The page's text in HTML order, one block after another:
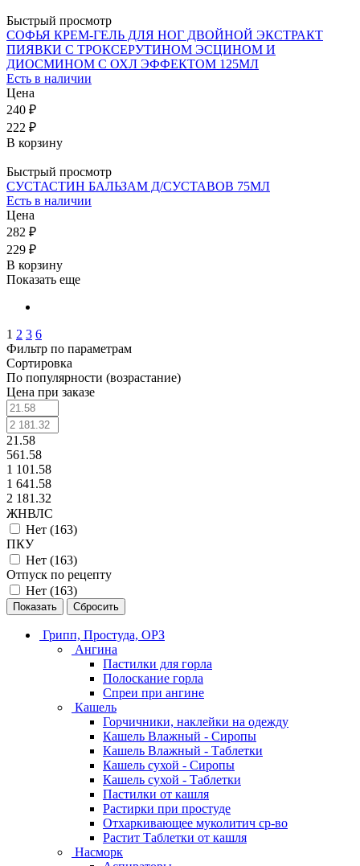
Быстрый просмотр
СОФЬЯ КРЕМ-ГЕЛЬ ДЛЯ НОГ ДВОЙНОЙ ЭКСТРАКТ
ПИЯВКИ С ТРОКСЕРУТИНОМ ЭСЦИНОМ И
ДИОСМИНОМ С ОХЛ ЭФФЕКТОМ 125МЛ
Есть в наличии
Цена
240 ₽
222 ₽
В корзину
Быстрый просмотр
СУСТАСТИН БАЛЬЗАМ Д/СУСТАВОВ 75МЛ
Есть в наличии
Цена
282 ₽
229 ₽
В корзину
Показать еще
1 2 3 6
Фильтр по параметрам
Сортировка
По популярности (возрастание)
Цена при заказе
21.58
561.58
1 101.58
1 641.58
2 181.32
ЖНВЛС
Нет (163)
ПКУ
Нет (163)
Отпуск по рецепту
Нет (163)
Сбросить
Грипп, Простуда, ОРЗ
Ангина
Пастилки для горла
Полоскание горла
Спреи при ангине
Кашель
Горчичники, наклейки на одежду
Кашель Влажный - Сиропы
Кашель Влажный - Таблетки
Кашель сухой - Сиропы
Кашель сухой - Таблетки
Пастилки от кашля
Растирки при простуде
Отхаркивающее муколитич ср-во
Растит Таблетки от кашля
Насморк